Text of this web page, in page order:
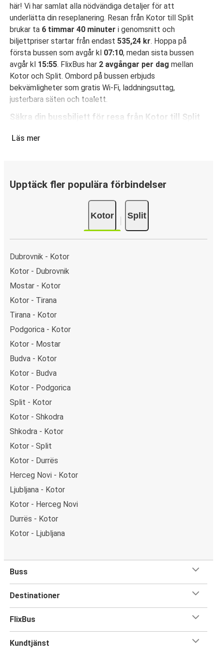
här! Vi har samlat alla nödvändiga detaljer för att
underlätta din reseplanering. Resan från Kotor till Split
brukar ta 6 timmar 40 minuter i genomsnitt och
biljettpriser startar från endast 535,24 kr. Hoppa på
första bussen som avgår kl 07:10, medan sista bussen
avgår kl 15:55. FlixBus har 2 avgångar per dag mellan
Kotor och Split. Ombord på bussen erbjuds
bekvämligheter som gratis Wi-Fi, laddningsuttag,
justerbara säten och toalett.
Säkra din bussbiljett för resa från Kotor till Split
Det är bus(s)enkelt att boka din resa med FlixBus: Du kan
mellan flera olika betalningsmetoder: kort, Swish, PayPal,
Google Pay eller Apple Pay. N/A.
Läs mer
Upptäck fler populära förbindelser
Kotor Split
Dubrovnik - Kotor
Kotor - Dubrovnik
Mostar - Kotor
Kotor - Tirana
Tirana - Kotor
Podgorica - Kotor
Kotor - Mostar
Budva - Kotor
Kotor - Budva
Kotor - Podgorica
Split - Kotor
Kotor - Shkodra
Shkodra - Kotor
Kotor - Split
Kotor - Durrës
Herceg Novi - Kotor
Ljubljana - Kotor
Kotor - Herceg Novi
Durrës - Kotor
Kotor - Ljubljana
Buss
Destinationer
FlixBus
Kundtjänst